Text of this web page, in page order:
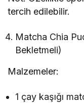
tercih edilebilir.
Matcha Chia
Bekletmeli)
Malzemeler:
1 çay kaşığı